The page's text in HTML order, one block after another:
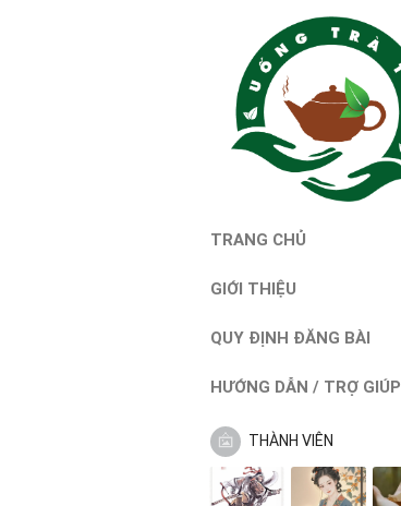
TRANG CHỦ
GIỚI THIỆU
QUY ĐỊNH ĐĂNG BÀI
HƯỚNG DẪN / TRỢ GIÚP
THÀNH VIÊN